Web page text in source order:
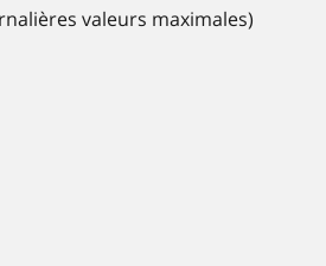
valeurs maximales)